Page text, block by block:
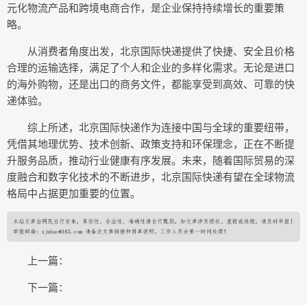
元化物流产品和跨境电商合作，是企业保持持续增长的重要策
略。
从消费者角度出发，北京国际快递提供了快捷、安全且价格
合理的运输选择，满足了个人和企业的多样化需求。无论是进口
的海外购物，还是出口的商务文件，都能享受到高效、可靠的快
递体验。
综上所述，北京国际快递作为连接中国与全球的重要纽带，
凭借其地理优势、技术创新、政策支持和环保理念，正在不断提
升服务品质，推动行业健康有序发展。未来，随着国际贸易的深
度融合和数字化技术的不断进步，北京国际快递有望在全球物流
格局中占据更加重要的位置。
上一篇：
下一篇：